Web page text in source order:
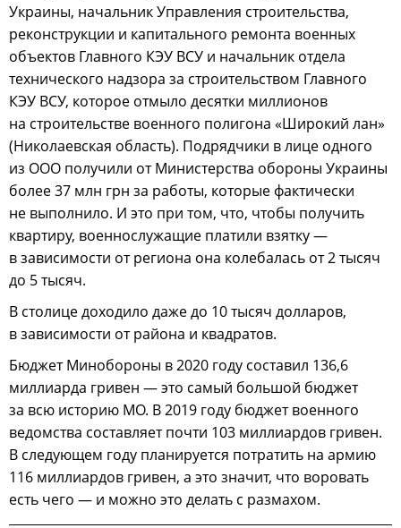
Украины, начальник Управления строительства,
реконструкции и капитального ремонта военных
объектов Главного КЭУ ВСУ и начальник отдела
технического надзора за строительством Главного
КЭУ ВСУ, которое отмыло десятки миллионов
на строительстве военного полигона «Широкий лан»
(Николаевская область). Подрядчики в лице одного
из ООО получили от Министерства обороны Украины
более 37 млн грн за работы, которые фактически
не выполнило. И это при том, что, чтобы получить
квартиру, военнослужащие платили взятку —
в зависимости от региона она колебалась от 2 тысяч
до 5 тысяч.
В столице доходило даже до 10 тысяч долларов,
в зависимости от района и квадратов.
Бюджет Минобороны в 2020 году составил 136,6
миллиарда гривен — это самый большой бюджет
за всю историю МО. В 2019 году бюджет военного
ведомства составляет почти 103 миллиардов гривен.
В следующем году планируется потратить на армию
116 миллиардов гривен, а это значит, что воровать
есть чего — и можно это делать с размахом.